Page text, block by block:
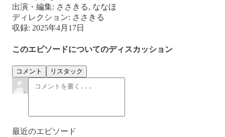
出演・編集: ささきる, ななほ
ディレクション: ささきる
収録: 2025年4月17日
このエピソードについてのディスカッション
コメント リスタック
最近のエピソード